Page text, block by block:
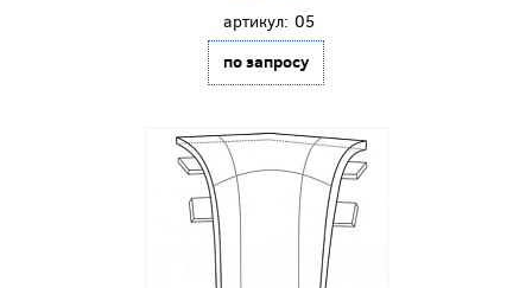
артикул: 05
по запросу